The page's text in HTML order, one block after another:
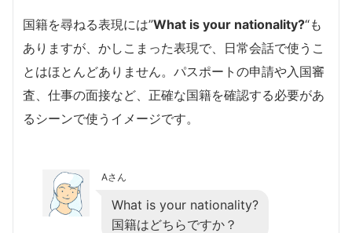
国籍を尋ねる表現には”What is your nationality?“も
ありますが、かしこまった表現で、日常会話で使うこ
とはほとんどありません。パスポートの申請や入国審
査、仕事の面接など、正確な国籍を確認する必要があ
るシーンで使うイメージです。
Aさん
What is your nationality?
国籍はどちらですか？